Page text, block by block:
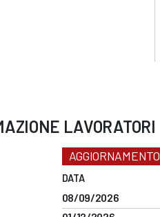
LAVORATORI
AGGIORNAMENTO
DATA
08/09/2026